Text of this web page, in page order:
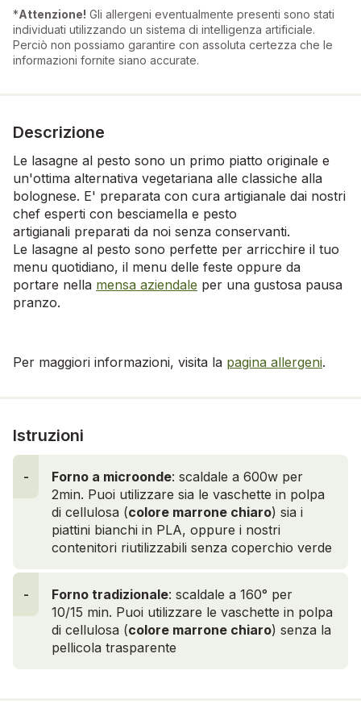
*Attenzione! Gli allergeni eventualmente presenti sono stati
individuati utilizzando un sistema di intelligenza artificiale.
Perciò non possiamo garantire con assoluta certezza che le
informazioni fornite siano accurate.
Descrizione
Le lasagne al pesto sono un primo piatto originale e
un'ottima alternativa vegetariana alle classiche alla
bolognese. E' preparata con cura artigianale dai nostri
chef esperti con besciamella e pesto
artigianali preparati da noi senza conservanti.
Le lasagne al pesto sono perfette per arricchire il tuo
menu quotidiano, il menu delle feste oppure da
portare nella mensa aziendale per una gustosa pausa
pranzo.
Per maggiori informazioni, visita la pagina allergeni.
Istruzioni
- Forno a microonde: scaldale a 600w per
2min. Puoi utilizzare sia le vaschette in polpa
di cellulosa (colore marrone chiaro) sia i
piattini bianchi in PLA, oppure i nostri
contenitori riutilizzabili senza coperchio verde
Forno tradizionale: scaldale a 160° per
10/15 min. Puoi utilizzare le vaschette in polpa
di cellulosa (colore marrone
-
chiaro) senza la
pellicola trasparente